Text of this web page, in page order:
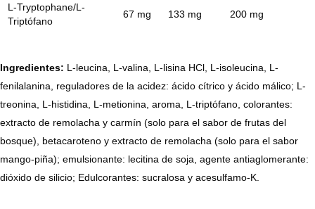
L-Tryptophane/L-
Triptófano
67 mg 133 mg 200 mg
Ingredientes: L-leucina, L-valina, L-lisina HCl, L-isoleucina, L-
fenilalanina, reguladores de la acidez: ácido cítrico y ácido málico; L-
treonina, L-histidina, L-metionina, aroma, L-triptófano, colorantes:
extracto de remolacha y carmín (solo para el sabor de frutas del
bosque), betacaroteno y extracto de remolacha (solo para el sabor
mango-piña); emulsionante: lecitina de soja, agente antiaglomerante:
dióxido de silicio; Edulcorantes: sucralosa y acesulfamo-K.